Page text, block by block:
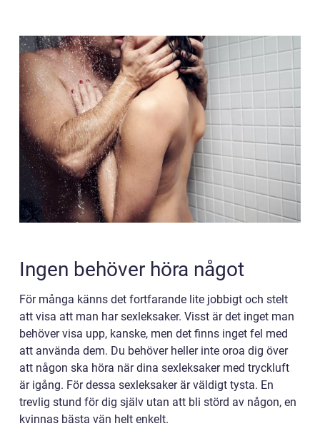
Ingen behöver höra något
För många känns det fortfarande lite jobbigt och stelt
att visa att man har sexleksaker. Visst är det inget man
behöver visa upp, kanske, men det finns inget fel med
att använda dem. Du behöver heller inte oroa dig över
att någon ska höra när dina sexleksaker med tryckluft
är igång. För dessa sexleksaker är väldigt tysta. En
trevlig stund för dig själv utan att bli störd av någon, en
kvinnas bästa vän helt enkelt.